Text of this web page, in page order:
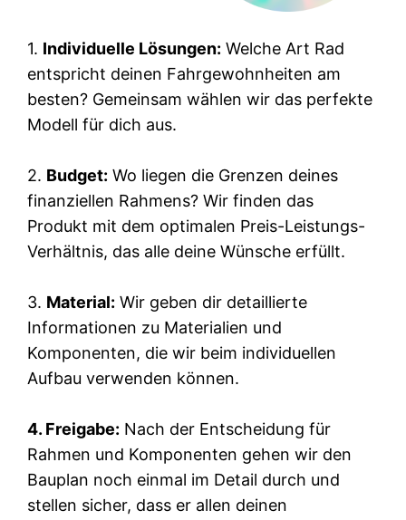
1. Individuelle Lösungen: Welche Art Rad
entspricht deinen Fahrgewohnheiten am
besten? Gemeinsam wählen wir das perfekte
Modell für dich aus.
2. Budget: Wo liegen die Grenzen deines
finanziellen Rahmens? Wir finden das
Produkt mit dem optimalen Preis-Leistungs-
Verhältnis, das alle deine Wünsche erfüllt.
3. Material: Wir geben dir detaillierte
Informationen zu Materialien und
Komponenten, die wir beim individuellen
Aufbau verwenden können.
4. Freigabe: Nach der Entscheidung für
Rahmen und Komponenten gehen wir den
Bauplan noch einmal im Detail durch und
stellen sicher, dass er allen deinen